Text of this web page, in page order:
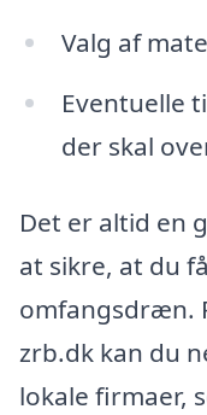
Valg af
Eventuelle
der skal
Det er altid en
at sikre, at du
omfangsdræn.
zrb.dk kan du
lokale firmaer,